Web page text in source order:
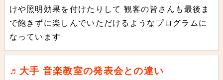
けや照明効果を付けたりして 観客の皆さんも最後ま
で飽きずに楽しんでいただけるようなプログラムに
なっています
♬大手 音楽教室の発表会との違い